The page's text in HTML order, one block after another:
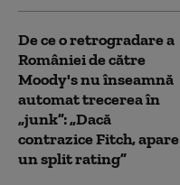
De ce o retrogradare a
României de către
Moody's nu înseamnă
automat trecerea în
„junk”: „Dacă
contrazice Fitch, apare
un split rating”